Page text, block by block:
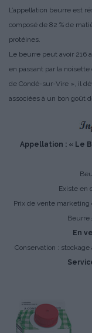
L’appellation beurre est
composé de 82 % de
protéines.
Le beurre peut avoir 216
en passant par la
de Condé-sur-Vire », il
associées à un bon goût
Appellation : « Le
Existe en
Prix de vente
Beurre
En
Conservation :